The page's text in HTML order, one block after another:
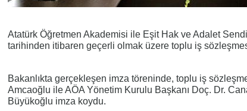
Atatürk Öğretmen Akademisi ile Eşit Hak ve Adalet
tarihinden itibaren geçerli olmak üzere toplu iş
Bakanlıkta gerçekleşen imza töreninde, toplu iş
Amcaoğlu ile AÖA Yönetim Kurulu Başkanı Doç. Dr.
Büyükoğlu imza koydu.